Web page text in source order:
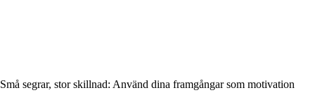
Små segrar, stor skillnad: Använd dina framgångar som motivation